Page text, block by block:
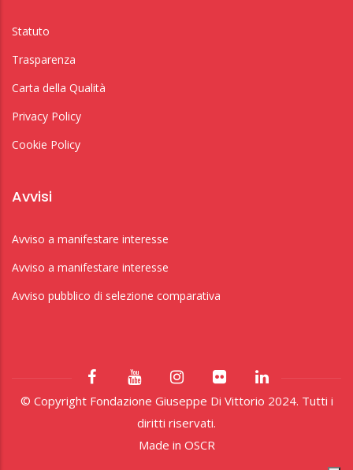
Statuto
Trasparenza
Carta della Qualità
Privacy Policy
Cookie Policy
Avvisi
Avviso a manifestare interesse
Avviso a manifestare interesse
Avviso pubblico di selezione comparativa
© Copyright Fondazione Giuseppe Di Vittorio 2024. Tutti i
diritti riservati.
Made in OSCR